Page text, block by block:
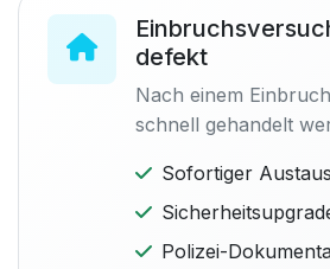
defekt
Nach einem
schnell gehandelt
Sofortiger
Polizei-